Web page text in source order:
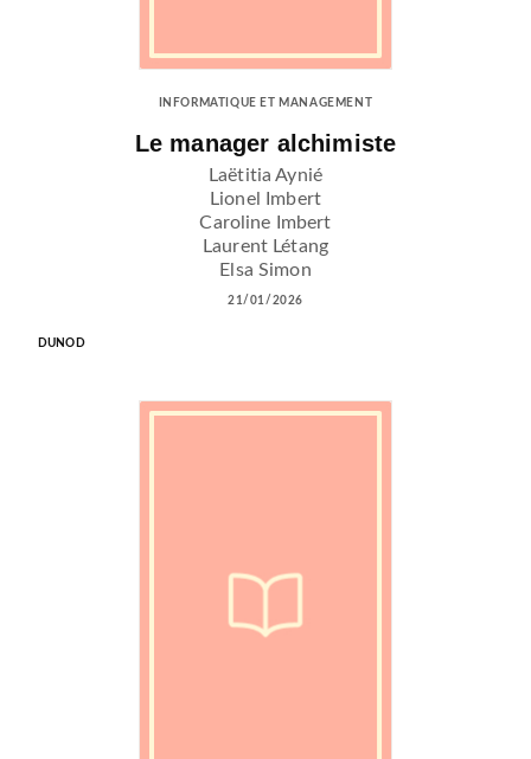
INFORMATIQUE ET MANAGEMENT
Le manager alchimiste
Laëtitia Aynié
Lionel Imbert
Caroline Imbert
Laurent Létang
Elsa Simon
21/01/2026
DUNOD